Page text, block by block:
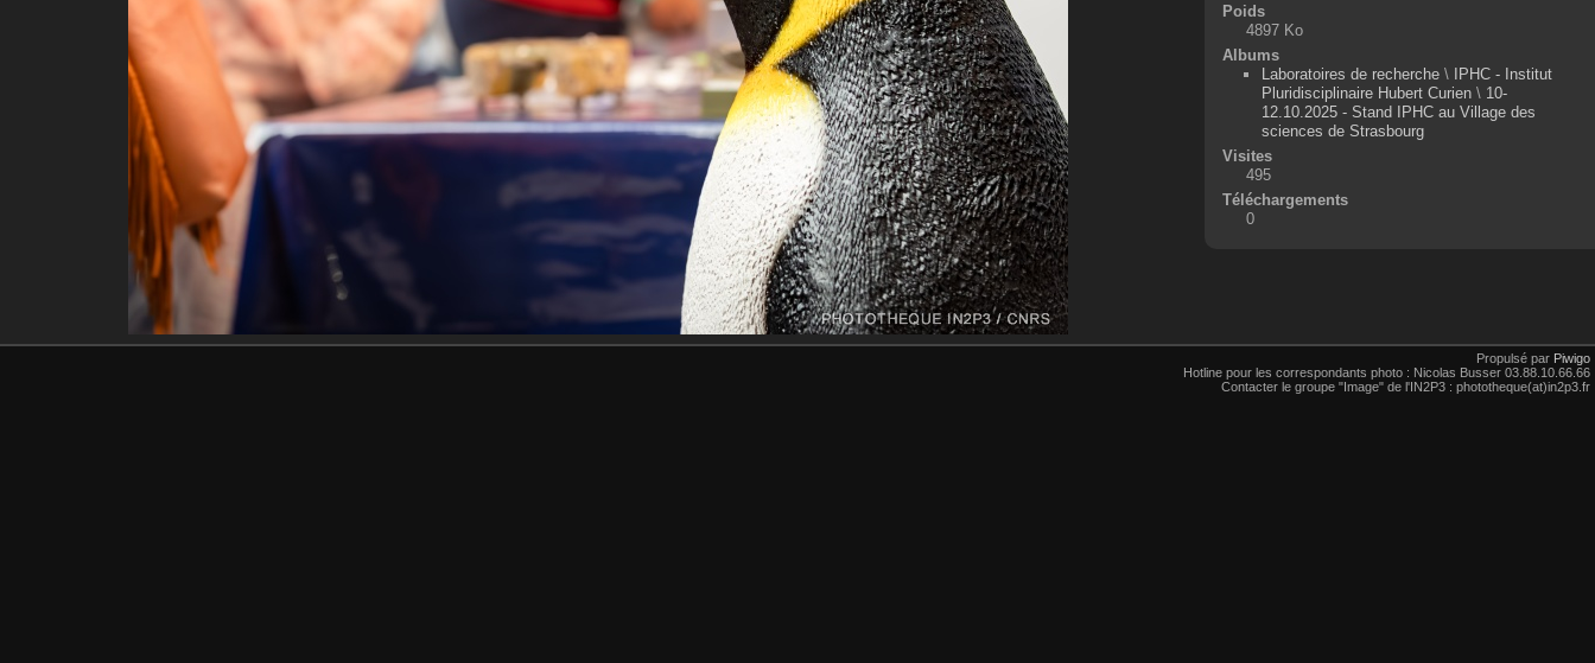
Poids
4897 Ko
Albums
Laboratoires de recherche\
IPHC - Institut
Pluridisciplinaire Hubert Curien\ 10-
12.10.2025 - Stand IPHC au Village des
sciences de Strasbourg
Visites
495
Téléchargements
0
Propulsé par Piwigo
Hotline pour les correspondants photo : Nicolas Busser 03.88.10.66.66
Contacter le groupe "Image" de l'IN2P3 : phototheque(at)in2p3.fr